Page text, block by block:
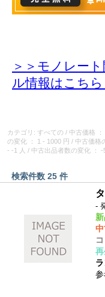
＞＞モノレー
ル情報はこちら
カテゴリ: すべての / 中古価格
の変化
： 1 - 1000 円 / 中古価格
- -1 人 / 中古出品者数の変化 ：
検索件数 25 件
-